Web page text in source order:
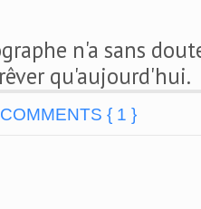
n'a sans
qu'aujourd'hui.
COMMENTS { 1 }